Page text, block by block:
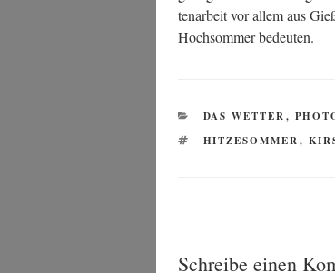
ten­ar­beit vor allem aus
Hoch­som­mer bedeuten.
KATEGORIEN
DAS WETTER,
SCHLAGWÖRTER
HITZESOMMER,
Schreibe einen